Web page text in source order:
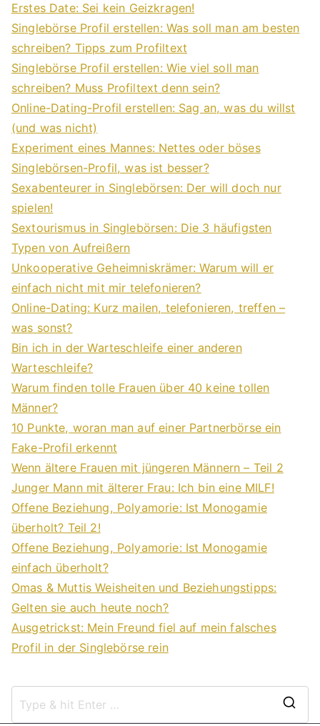
Erstes Date: Sei kein Geizkragen!
Singlebörse Profil erstellen: Was soll man am besten
schreiben? Tipps zum Profiltext
Singlebörse Profil erstellen: Wie viel soll man
schreiben? Muss Profiltext denn sein?
Online-Dating-Profil erstellen: Sag an, was du willst
(und was nicht)
Experiment eines Mannes: Nettes oder böses
Singlebörsen-Profil, was ist besser?
Sexabenteurer in Singlebörsen: Der will doch nur
spielen!
Sextourismus in Singlebörsen: Die 3 häufigsten
Typen von Aufreißern
Unkooperative Geheimniskrämer: Warum will er
einfach nicht mit mir telefonieren?
Online-Dating: Kurz mailen, telefonieren, treffen –
was sonst?
Bin ich in der Warteschleife einer anderen
Warteschleife?
Warum finden tolle Frauen über 40 keine tollen
Männer?
10 Punkte, woran man auf einer Partnerbörse ein
Fake-Profil erkennt
Wenn ältere Frauen mit jüngeren Männern – Teil 2
Junger Mann mit älterer Frau: Ich bin eine MILF!
Offene Beziehung, Polyamorie: Ist Monogamie
überholt? Teil 2!
Offene Beziehung, Polyamorie: Ist Monogamie
einfach überholt?
Omas & Muttis Weisheiten und Beziehungstipps:
Gelten sie auch heute noch?
Ausgetrickst: Mein Freund fiel auf mein falsches
Profil in der Singlebörse rein